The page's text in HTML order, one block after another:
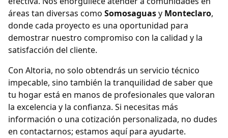
áreas tan diversas como Somosaguasy Monteclaro,
donde cada proyecto es una oportunidad para
demostrar nuestro compromiso con la calidad y la
satisfacción del cliente.
Con Altoria, no solo obtendrás un servicio técnico
impecable, sino también la tranquilidad de saber que
tu hogar está en manos de profesionales que valoran
la excelencia y la confianza. Si necesitas más
información o una cotización personalizada, no dudes
en contactarnos; estamos aquí para ayudarte.